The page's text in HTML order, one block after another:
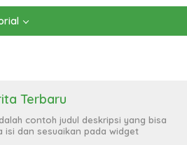
Terbaru
contoh judul deskripsi yang bisa
isi dan sesuaikan pada widget